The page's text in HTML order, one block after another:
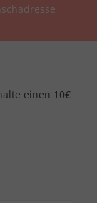
einen 10€